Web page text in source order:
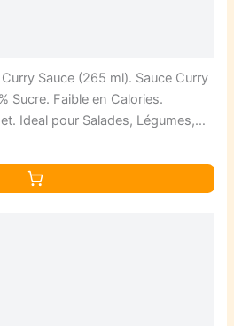
Sauce (265 ml). Sauce Curry
Sucre. Faible en Calories.
Ideal pour Salades, Légumes,